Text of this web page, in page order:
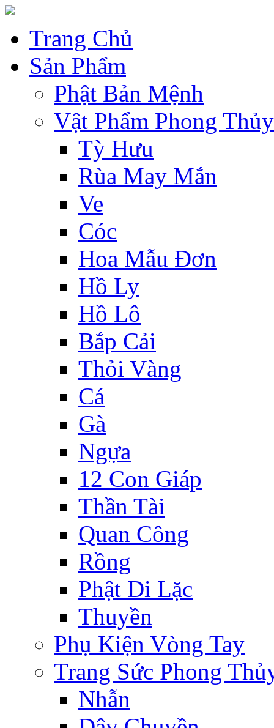
Trang Chủ
Sản Phẩm
Phật Bản Mệnh
Vật Phẩm Phong Thủy
Tỳ Hưu
Rùa May Mắn
Ve
Cóc
Hoa Mẫu Đơn
Hồ Ly
Hồ Lô
Bắp Cải
Thỏi Vàng
Cá
Gà
Ngựa
12 Con Giáp
Thần Tài
Quan Công
Rồng
Phật Di Lặc
Thuyền
Phụ Kiện Vòng Tay
Trang Sức Phong
Nhẫn